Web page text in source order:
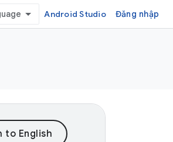
Android Studio Đăng nhập